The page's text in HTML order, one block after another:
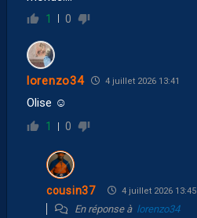
1 0
lorenzo34 4 juillet 2026 13:41
Olise ☺️
1 0
cousin37 4 juillet 2026 13:45
En réponse à lorenzo34